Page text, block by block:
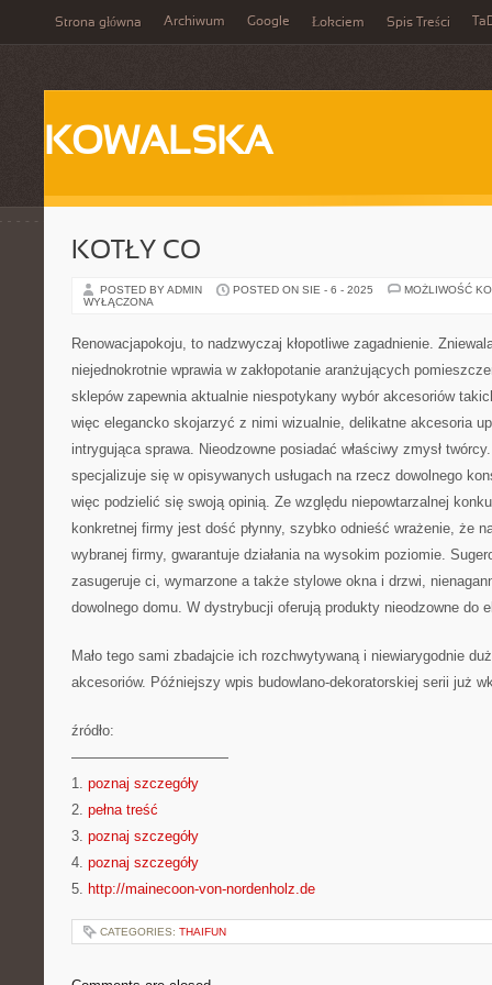
Strona główna Archiwum Google Łokciem Spis Treści
KOWALSKA
KOTŁY CO
POSTED BY ADMIN POSTED ON SIE - 6 - 2025
MOŻLIWOŚĆ
WYŁĄCZONA
Renowacjapokoju, to nadzwyczaj kłopotliwe zagadnienie.
niejednokrotnie wprawia w zakłopotanie aranżujących
sklepów zapewnia aktualnie niespotykany wybór akcesoriów
więc elegancko skojarzyć z nimi wizualnie, delikatne akcesoria
intrygująca sprawa. Nieodzowne posiadać właściwy zmysł
specjalizuje się w opisywanych usługach na rzecz dowolnego
więc podzielić się swoją opinią. Ze względu niepowtarzalnej
konkretnej firmy jest dość płynny, szybko odnieść wrażenie, że
wybranej firmy, gwarantuje działania na wysokim poziomie.
zasugeruje ci, wymarzone a także stylowe okna i drzwi,
dowolnego domu. W dystrybucji oferują produkty nieodzowne do
Mało tego sami zbadajcie ich rozchwytywaną i niewiarygodnie
akcesoriów. Późniejszy wpis budowlano-dekoratorskiej serii już
źródło:
———————————
1. poznaj szczegóły
2. pełna treść
3. poznaj szczegóły
4. poznaj szczegóły
5. http://mainecoon-von-nordenholz.de
CATEGORIES: THAIFUN